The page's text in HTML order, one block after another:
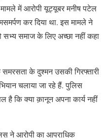
में आरोपी यूट्यूबर मनीष पटेल
कर दिया था. इस मामले ने
सभ्य समाज के लिए अच्छा नहीं कहा
के दुश्मन उसकी गिरफ्तारी
चलाया जा रहे हैं. पुलिस
है कि क्या क़ानून अपना कार्य नहीं
ने आरोपी का आपराधिक